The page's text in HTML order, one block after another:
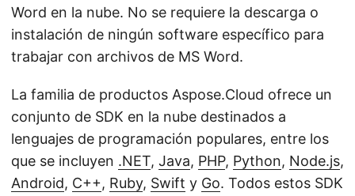
Word en la nube. No se requiere la descarga o
instalación de ningún software específico para
trabajar con archivos de MS Word.
La familia de productos Aspose.Cloud ofrece un
conjunto de SDK en la nube destinados a
lenguajes de programación populares, entre los
que se incluyen .NET, Java, PHP, Python, Node.js,
Android, C++, Ruby, Swift y Go. Todos estos SDK